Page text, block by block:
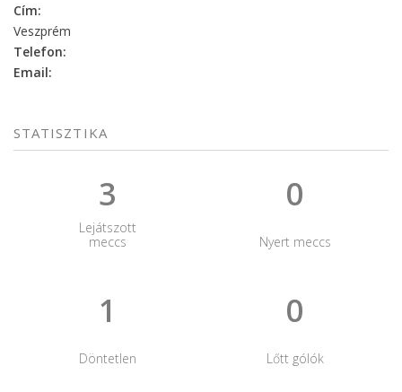
Cím:
Veszprém
Telefon:
Email:
STATISZTIKA
3
Lejátszott
meccs
0
Nyert meccs
1
Döntetlen
0
Lőtt gólók